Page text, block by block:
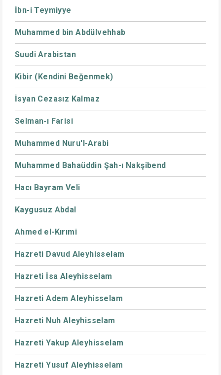
İbn-i Teymiyye
Muhammed bin Abdülvehhab
Suudi Arabistan
Kibir (Kendini Beğenmek)
İsyan Cezasız Kalmaz
Selman-ı Farisi
Muhammed Nuru'l-Arabi
Muhammed Bahaüddin Şah-ı Nakşibend
Hacı Bayram Veli
Kaygusuz Abdal
Ahmed el-Kırımi
Hazreti Davud Aleyhisselam
Hazreti İsa Aleyhisselam
Hazreti Adem Aleyhisselam
Hazreti Nuh Aleyhisselam
Hazreti Yakup Aleyhisselam
Hazreti Yusuf Aleyhisselam